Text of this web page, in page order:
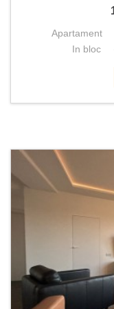
Apartament
In bloc